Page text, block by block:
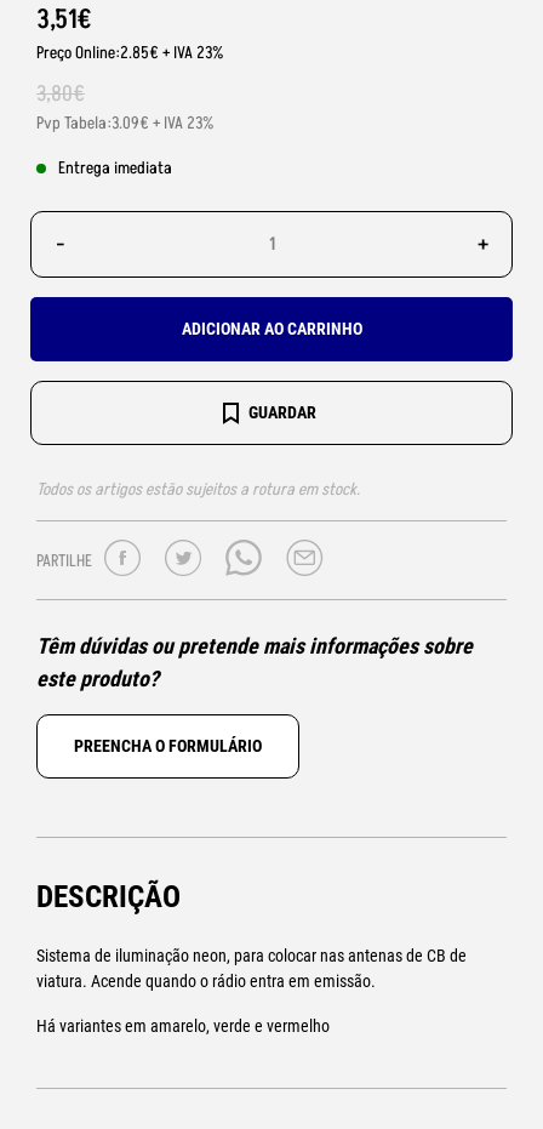
3,51€
Preço Online:2.85€ + IVA 23%
3,80€
Pvp Tabela:3.09€ + IVA 23%
Entrega imediata
- +
ADICIONAR AO CARRINHO
GUARDAR
Todos os artigos estão sujeitos a rotura em stock.
PARTILHE
Têm dúvidas ou pretende mais informações sobre
este produto?
PREENCHA O FORMULÁRIO
DESCRIÇÃO
Sistema de iluminação neon, para colocar nas antenas de CB de
viatura. Acende quando o rádio entra em emissão.
Há variantes em amarelo, verde e vermelho